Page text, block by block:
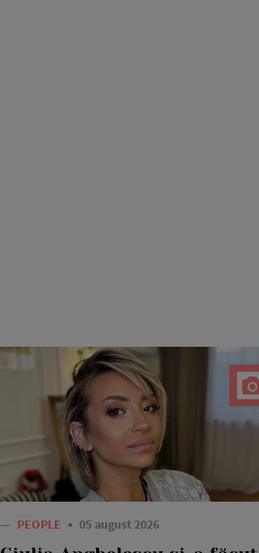
— PEOPLE 05 august 2026